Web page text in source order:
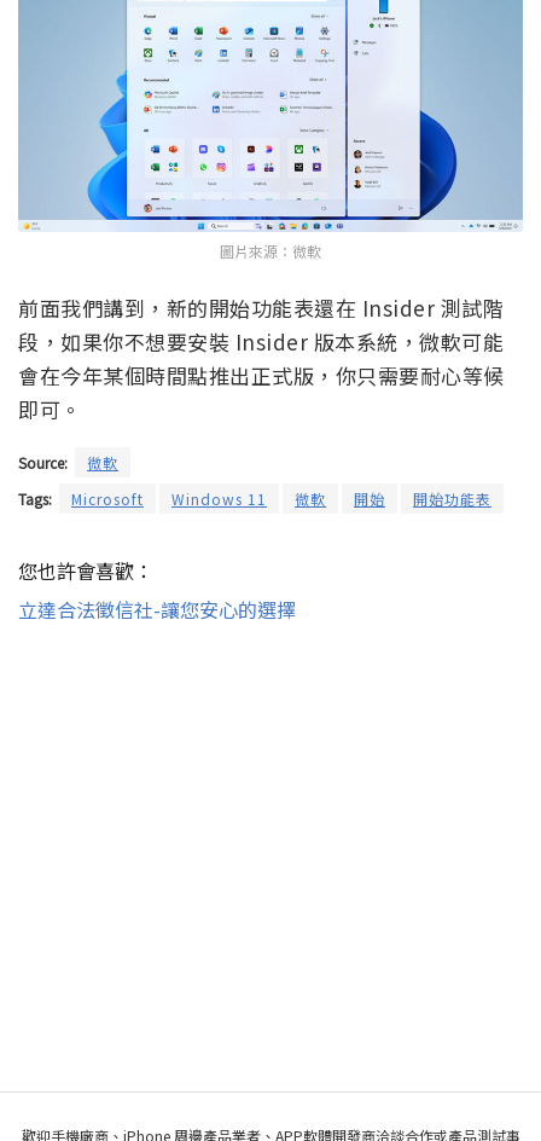
圖片來源：微軟
前面我們講到，新的開始功能表還在 Insider 測試階
段，如果你不想要安裝 Insider 版本系統，微軟可能
會在今年某個時間點推出正式版，你只需要耐心等候
即可。
Source:
微軟
Tags:
Microsoft Windows 11 微軟 開始 開始功能表
您也許會喜歡：
立達合法徵信社-讓您安心的選擇
歡迎手機廠商、iPhone 周邊產品業者、APP軟體開發商洽談合作或產品測試事